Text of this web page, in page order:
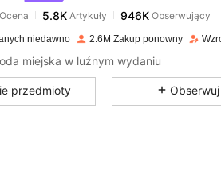
Ocena 5.8K
l***azapłacono1 dzień temu
5.8K
niedawno 2.6M Zakup ponowny
miejska w luźnym wydaniu
przedmioty Obserwuj